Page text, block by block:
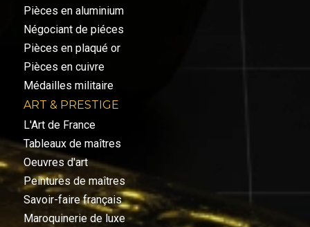
Pièces en aluminium
Négociant de piéces
Pièces en plaqué or
Pièces en cuivre
Médailles militaire
ART & PRESTIGE
L'Art de France
Tableaux de maîtres
Oeuvres d'art
Peintures de maîtres
Savoir-faire français
Maroquinerie de luxe